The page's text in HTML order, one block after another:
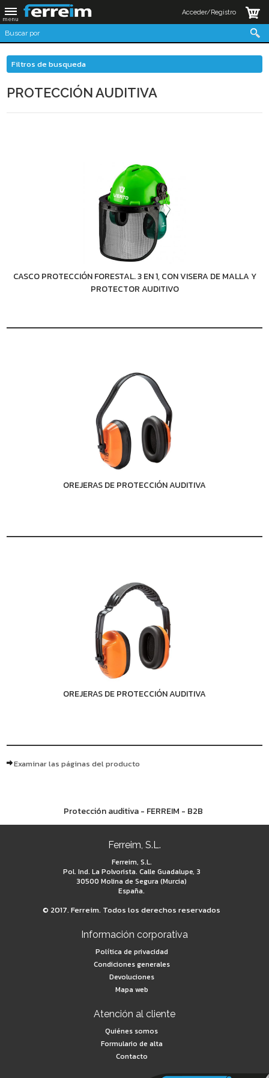
Acceder/Registro
Filtros de busqueda
PROTECCIÓN AUDITIVA
CASCO PROTECCIÓN FORESTAL. 3 EN 1, CON VISERA DE MALLA Y
PROTECTOR AUDITIVO
OREJERAS DE PROTECCIÓN AUDITIVA
OREJERAS DE PROTECCIÓN AUDITIVA
Examinar las páginas del producto
Protección auditiva - FERREIM - B2B
Ferreim, S.L.
Ferreim, S.L.
Pol. Ind. La Polvorista. Calle Guadalupe, 3
30500 Molina de Segura (Murcia)
España.
© 2017. Ferreim. Todos los derechos reservados
Información corporativa
Política de privacidad
Condiciones generales
Devoluciones
Mapa web
Atención al cliente
Quiénes somos
Formulario de alta
Contacto